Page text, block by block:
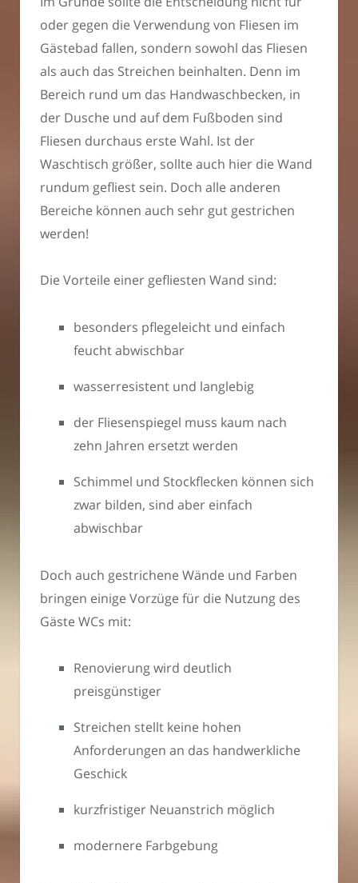
oder gegen die Verwendung von Fliesen im
Gästebad fallen, sondern sowohl das Fliesen
als auch das Streichen beinhalten. Denn im
Bereich rund um das Handwaschbecken, in
der Dusche und auf dem Fußboden sind
Fliesen durchaus erste Wahl. Ist der
Waschtisch größer, sollte auch hier die Wand
rundum gefliest sein. Doch alle anderen
Bereiche können auch sehr gut gestrichen
werden!
Die Vorteile einer gefliesten Wand sind:
besonders pflegeleicht und einfach
feucht abwischbar
wasserresistent und langlebig
der Fliesenspiegel muss kaum nach
zehn Jahren ersetzt werden
Schimmel und Stockflecken können sich
zwar bilden, sind aber einfach
abwischbar
Doch auch gestrichene Wände und Farben
bringen einige Vorzüge für die Nutzung des
Gäste WCs mit:
Renovierung wird deutlich
preisgünstiger
Streichen stellt keine hohen
Anforderungen an das handwerkliche
Geschick
kurzfristiger Neuanstrich möglich
modernere Farbgebung